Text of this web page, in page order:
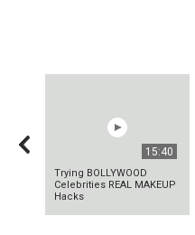
15:40
Trying BOLLYWOOD
Celebrities REAL MAKEUP
Hacks